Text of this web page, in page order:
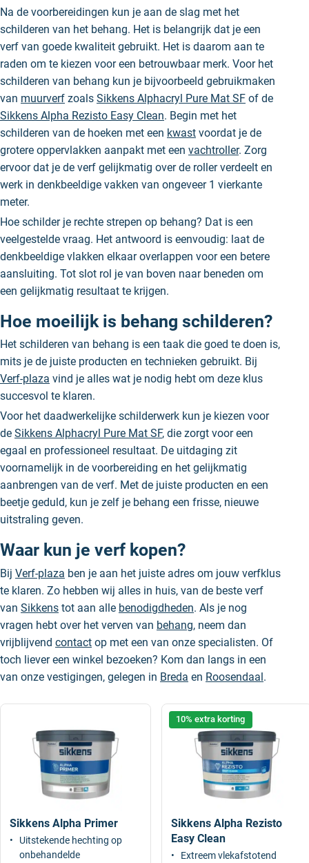
Na de voorbereidingen kun je aan de slag met het
schilderen van het behang. Het is belangrijk dat je een
verf van goede kwaliteit gebruikt. Het is daarom aan te
raden om te kiezen voor een betrouwbaar merk. Voor het
schilderen van behang kun je bijvoorbeeld gebruikmaken
van muurverf zoals Sikkens Alphacryl Pure Mat SF of de
Sikkens Alpha Rezisto Easy Clean. Begin met het
schilderen van de hoeken met een kwast voordat je de
grotere oppervlakken aanpakt met een vachtroller. Zorg
ervoor dat je de verf gelijkmatig over de roller verdeelt en
werk in denkbeeldige vakken van ongeveer 1 vierkante
meter.
Hoe schilder je rechte strepen op behang? Dat is een
veelgestelde vraag. Het antwoord is eenvoudig: laat de
denkbeeldige vlakken elkaar overlappen voor een betere
aansluiting. Tot slot rol je van boven naar beneden om
een gelijkmatig resultaat te krijgen.
Hoe moeilijk is behang schilderen?
Het schilderen van behang is een taak die goed te doen is,
mits je de juiste producten en technieken gebruikt. Bij
Verf-plaza vind je alles wat je nodig hebt om deze klus
succesvol te klaren.
Voor het daadwerkelijke schilderwerk kun je kiezen voor
de Sikkens Alphacryl Pure Mat SF, die zorgt voor een
egaal en professioneel resultaat. De uitdaging zit
voornamelijk in de voorbereiding en het gelijkmatig
aanbrengen van de verf. Met de juiste producten en een
beetje geduld, kun je zelf je behang een frisse, nieuwe
uitstraling geven.
Waar kun je verf kopen?
Bij Verf-plaza ben je aan het juiste adres om jouw verfklus
te klaren. Zo hebben wij alles in huis, van de beste verf
van Sikkens tot aan alle benodigdheden. Als je nog
vragen hebt over het verven van behang, neem dan
vrijblijvend contact op met een van onze specialisten. Of
toch liever een winkel bezoeken? Kom dan langs in een
van onze vestigingen, gelegen in Breda en Roosendaal.
Sikkens Alpha Primer
Uitstekende hechting op
onbehandelde
10% extra korting
Sikkens Alpha Rezisto
Easy Clean
Extreem vlekafstotend